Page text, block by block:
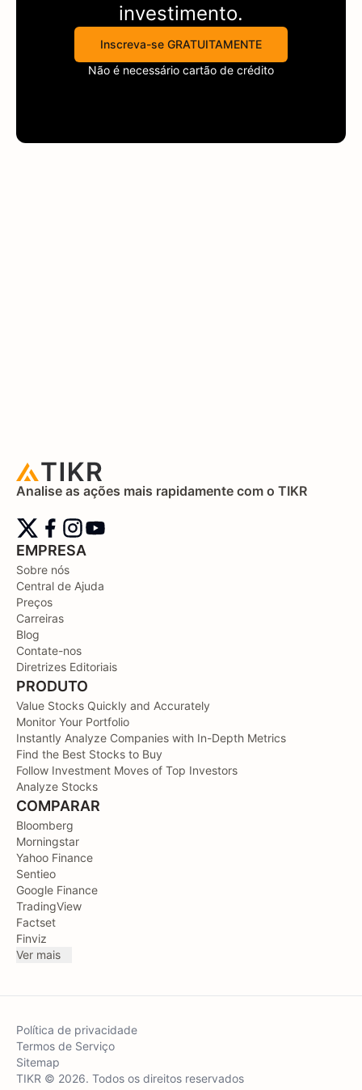
investimento.
Inscreva-se GRATUITAMENTE
Não é necessário cartão de crédito
Analise as ações mais rapidamente com o TIKR
EMPRESA
Sobre nós
Central de Ajuda
Preços
Carreiras
Blog
Contate-nos
Diretrizes Editoriais
PRODUTO
Value Stocks Quickly and Accurately
Monitor Your Portfolio
Instantly Analyze Companies with In-Depth Metrics
Find the Best Stocks to Buy
Follow Investment Moves of Top Investors
Analyze Stocks
COMPARAR
Bloomberg
Morningstar
Yahoo Finance
Sentieo
Google Finance
TradingView
Factset
Finviz
Ver mais
Política de privacidade
Termos de Serviço
Sitemap
TIKR © 2026. Todos os direitos reservados